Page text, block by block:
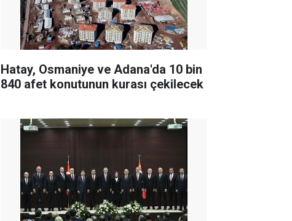
Hatay, Osmaniye ve Adana'da 10 bin
840 afet konutunun kurası çekilecek